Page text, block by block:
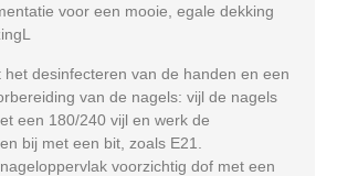
voor een mooie, egale dekking
het desinfecteren van de handen en een
van de nagels: vijl de nagels
een 180/240 vijl en werk de
bij met een bit, zoals E21.
voorzichtig dof met een